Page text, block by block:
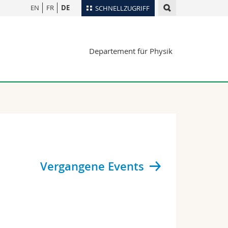
SCHNELLZUGRIFF
Ortsplan
Webmail
EN FR DE
Departement für Physik
Vergangene Events